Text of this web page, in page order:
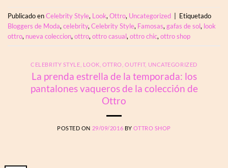
Publicado enCelebrity Style, Look,Ottro, Uncategorized
Etiquetado
Bloggers de Moda,celebrity,Celebrity Style, Famosas,gafas de sol, look
ottro, nueva coleccion,ottro,ottro casual,ottro chic,ottro shop
CELEBRITY STYLE LOOK ,OTTRO ,OUTFIT, UNCATEGORIZED
La prenda estrella de la temporada: los
pantalones vaqueros de la colección de
Ottro
POSTED ON 29/09/2016 BYOTTRO SHOP